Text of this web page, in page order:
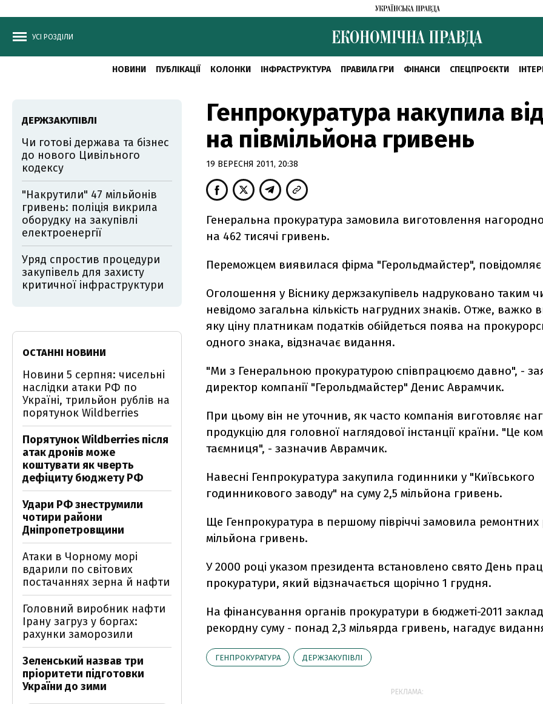
УСІ РОЗДІЛИ
НОВИНИ ПУБЛІКАЦІЇ КОЛОНКИ ІНФРАСТРУКТУРА ПРАВИЛА ГРИ ФІНАНСИ СПЕЦПРОЄКТИ
Генпрокуратура накупила
на півмільйона гривень
19 ВЕРЕСНЯ 2011, 20:38
Генеральна прокуратура замовила виготовлення
на 462 тисячі гривень.
Переможцем виявилася фірма "Герольдмайстер", повідомляє
Оголошення у Віснику держзакупівель надруковано таким
невідомо загальна кількість нагрудних знаків. Отже, важко
яку ціну платникам податків обійдеться поява на
одного знака, відзначає видання.
"Ми з Генеральною прокуратурою співпрацюємо давно", -
директор компанії "Герольдмайстер" Денис Аврамчик.
При цьому він не уточнив, як часто компанія виготовляє
продукцію для головної наглядової інстанції країни. "Це
таємниця", - зазначив Аврамчик.
Навесні Генпрокуратура закупила годинники у "Київського
годинникового заводу" на суму 2,5 мільйона гривень.
Ще Генпрокуратура в першому півріччі замовила ремонтних
мільйона гривень.
У 2000 році указом президента встановлено свято День
прокуратури, який відзначається щорічно 1 грудня.
На фінансування органів прокуратури в бюджеті-2011
рекордну суму - понад 2,3 мільярда гривень, нагадує
ГЕНПРОКУРАТУРА ДЕРЖЗАКУПІВЛІ
РЕКЛАМА:
ДЕРЖЗАКУПІВЛІ
Чи готові держава та бізнес
до нового Цивільного
кодексу
"Накрутили" 47 мільйонів
гривень: поліція викрила
оборудку на закупівлі
електроенергії
Уряд спростив процедури
закупівель для захисту
критичної інфраструктури
ОСТАННІ НОВИНИ
Новини 5 серпня: чисельні
наслідки атаки РФ по
Україні, трильйон рублів на
порятунок Wildberries
Порятунок Wildberries після
атак дронів може
коштувати як чверть
дефіциту бюджету РФ
Удари РФ знеструмили
чотири райони
Дніпропетровщини
Атаки в Чорному морі
вдарили по світових
постачаннях зерна й нафти
Головний виробник нафти
Ірану загруз у боргах:
рахунки заморозили
Зеленський назвав три
пріоритети підготовки
України до зими